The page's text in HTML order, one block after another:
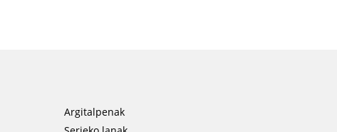
Argitalpenak